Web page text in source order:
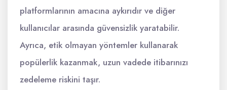
platformlarının amacına aykırıdır ve diğer
kullanıcılar arasında güvensizlik yaratabilir.
Ayrıca, etik olmayan yöntemler kullanarak
popülerlik kazanmak, uzun vadede itibarınızı
zedeleme riskini taşır.